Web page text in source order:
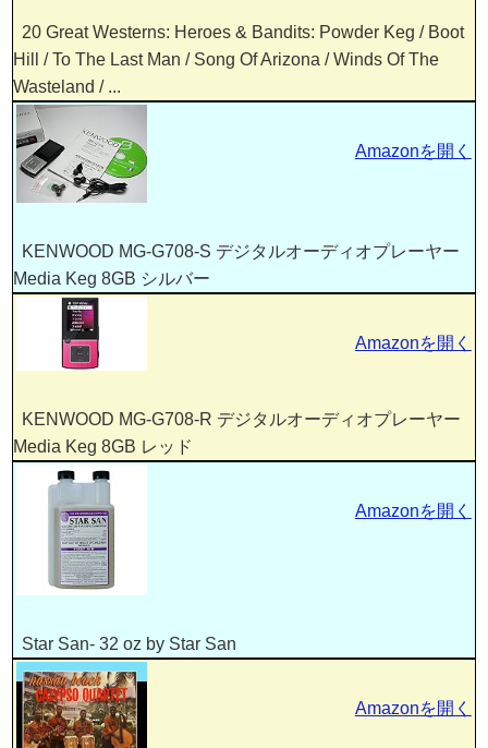
20 Great Westerns: Heroes & Bandits: Powder Keg / Boot
Hill / To The Last Man / Song Of Arizona / Winds Of The
Wasteland / ...
KENWOOD MG-G708-S デジタルオーディオプレーヤー
Media Keg 8GB シルバー
Amazonを開く
KENWOOD MG-G708-R デジタルオーディオプレーヤー
Media Keg 8GB レッド
Amazonを開く
Star San- 32 oz by Star San
Amazonを開く
Amazonを開く